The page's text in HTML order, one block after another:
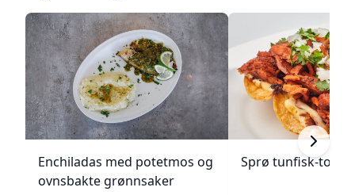
Enchiladas med potetmos og
ovnsbakte grønnsaker
Sprø tunfisk-